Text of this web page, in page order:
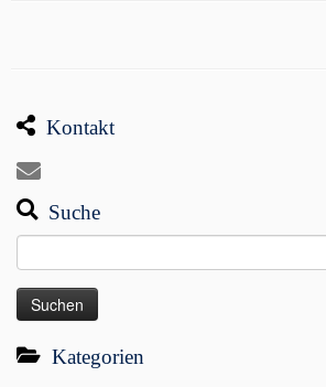
Kontakt
Suche
nach:
Kategorien